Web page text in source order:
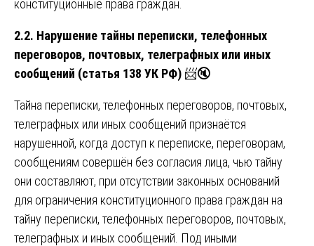
конституционные права граждан.
2.2. Нарушение тайны переписки, телефонных
переговоров, почтовых, телеграфных или иных
сообщений (статья 138 УК РФ) 📨🔇
Тайна переписки, телефонных переговоров, почтовых,
телеграфных или иных сообщений признаётся
нарушенной, когда доступ к переписке, переговорам,
сообщениям совершён без согласия лица, чью тайну
они составляют, при отсутствии законных оснований
для ограничения конституционного права граждан на
тайну переписки, телефонных переговоров, почтовых,
телеграфных и иных сообщений. Под иными